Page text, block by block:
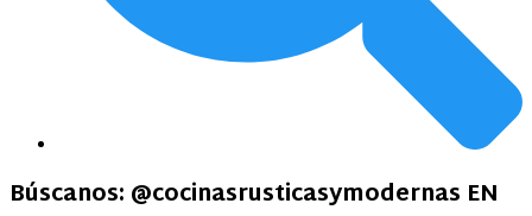
Búscanos: @cocinasrusticasymodernas EN